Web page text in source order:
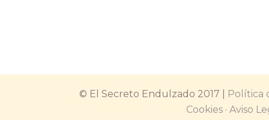
© El Secreto Endulzado 2017 | Política
Cookies· Aviso